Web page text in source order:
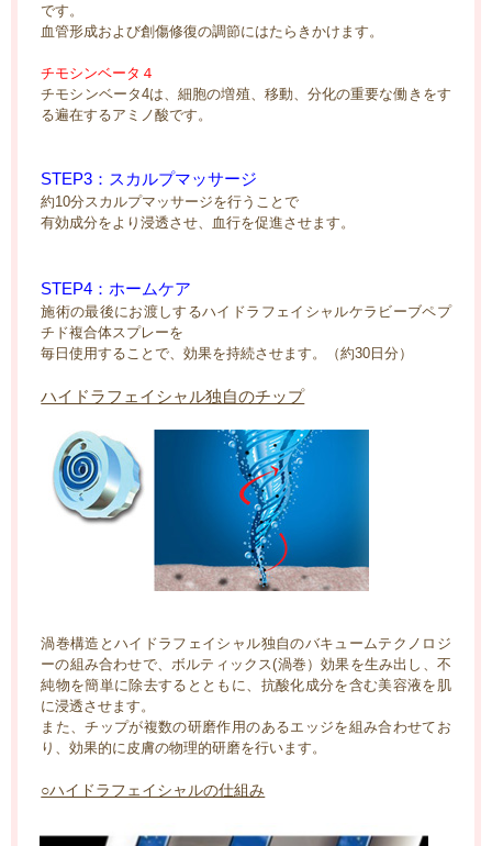
です。
血管形成および創傷修復の調節にはたらきかけます。
チモシンベータ４
チモシンベータ4は、細胞の増殖、移動、分化の重要な働きをす
る遍在するアミノ酸です。
STEP3：スカルプマッサージ
約10分スカルプマッサージを行うことで
有効成分をより浸透させ、血行を促進させます。
STEP4：ホームケア
施術の最後にお渡しするハイドラフェイシャルケラビーブペプ
チド複合体スプレーを
毎日使用することで、効果を持続させます。（約30日分）
ハイドラフェイシャル独自のチップ
渦巻構造とハイドラフェイシャル独自のバキュームテクノロジ
ーの組み合わせで、ボルティックス(渦巻）効果を生み出し、不
純物を簡単に除去するとともに、抗酸化成分を含む美容液を肌
に浸透させます。
また、チップが複数の研磨作用のあるエッジを組み合わせてお
り、効果的に皮膚の物理的研磨を行います。
○ハイドラフェイシャルの仕組み